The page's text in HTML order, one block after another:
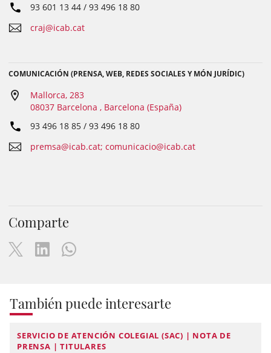
93 601 13 44 / 93 496 18 80
craj@icab.cat
COMUNICACIÓN (PRENSA, WEB, REDES SOCIALES Y MÓN JURÍDIC)
Mallorca, 283
08037 Barcelona , Barcelona (España)
93 496 18 85 / 93 496 18 80
premsa@icab.cat; comunicacio@icab.cat
Comparte
También puede interesarte
SERVICIO DE ATENCIÓN COLEGIAL (SAC) | NOTA DE
PRENSA | TITULARES